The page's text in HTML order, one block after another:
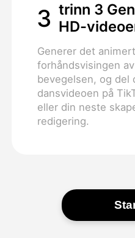
3 trinn 3
HD-
Generer det
forhåndsvisingen
bevegelsen, og del
dansvideoen på
eller din neste
redigering.